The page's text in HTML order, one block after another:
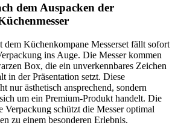
dem Auspacken der
Küchenkompane Messerset fällt sofort
ins Auge. Die Messer kommen
Box, die ein unverkennbares Zeichen
in der Präsentation setzt. Diese
nur ästhetisch ansprechend, sondern
um ein Premium-Produkt handelt. Die
Verpackung schützt die Messer optimal
zu einem besonderen Erlebnis.